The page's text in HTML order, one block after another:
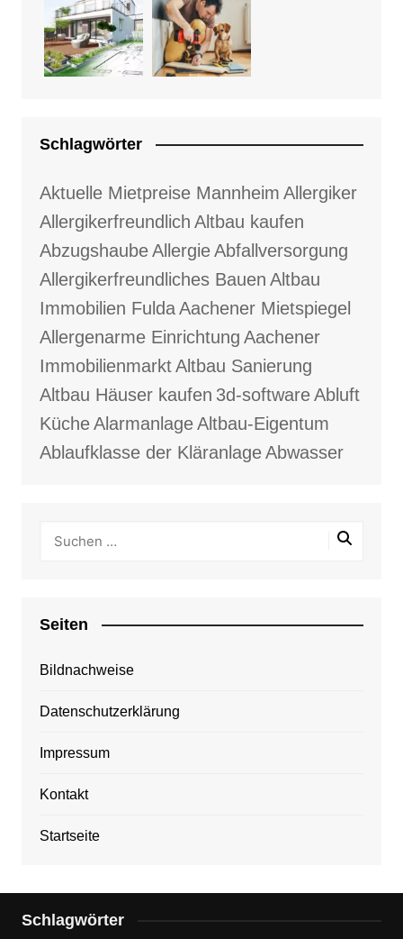
Schlagwörter
Aktuelle Mietpreise Mannheim Allergiker
Allergikerfreundlich Altbau kaufen
AbzugshaubeAllergieAbfallversorgung
Allergikerfreundliches Bauen Altbau
Immobilien FuldaAachener Mietspiegel
Allergenarme Einrichtung Aachener
ImmobilienmarktAltbau Sanierung
Altbau Häuser kaufen 3d-softwareAbluft
KücheAlarmanlageAltbau-Eigentum
Ablaufklasse der KläranlageAbwasser
Seiten
Bildnachweise
Datenschutzerklärung
Impressum
Kontakt
Startseite
Schlagwörter